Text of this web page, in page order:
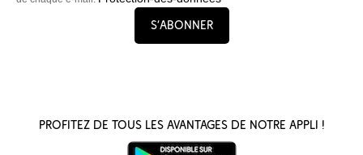
S’abonner
Profitez de tous les avantages de notre appli !